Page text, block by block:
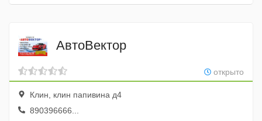
АвтоВектор
открыто
Клин, клин папивина д4
890396666...